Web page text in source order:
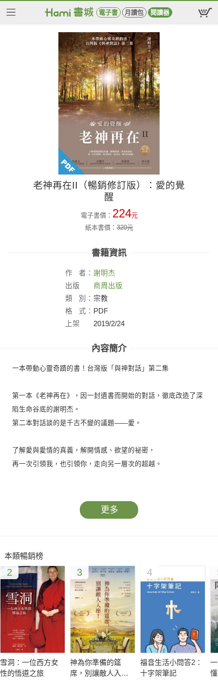
電子書 月讀包 閱讀器
老神再在II（暢銷修訂版）：愛的覺
醒
電子書價： 224元
紙本書價：320元
書籍資訊
作 者： 謝明杰
出版
社：
商周出版
類
別： 宗教
格
式： PDF
上架
2019/2/24
內容簡介
一本帶動心靈奇蹟的書！台灣版「與神對話」第二集
第一本《老神再在》，因一封遺書而開始的對話，徹底改造了深
陷生命谷底的謝明杰。
第二本對話談的是千古不變的議題——愛。
了解愛與愛情的真義，解開情感、欲望的祕密，
再一次引領我，也引領你，走向另一層次的超越。
人生失去了更多的精采。」——老神
題。
愛情只是愛的表徵，起源於感官；而愛的本質是超越一切眼界和
語言所能描述的美好，往往要透過表象感官，我們才能逐步認出
愛的本質，進而活出那份本質。
在愛情中，有著巨大的生命智慧等待你的發掘和探索，本書就是
要幫助我們釐清許多關於愛的迷思。
更多
本類暢銷榜
2
雪洞：一位西方女
性的悟道之旅
3
神為你準備的筵
席，別讓敵人入
4
福音生活小問答2：
十字架筆記